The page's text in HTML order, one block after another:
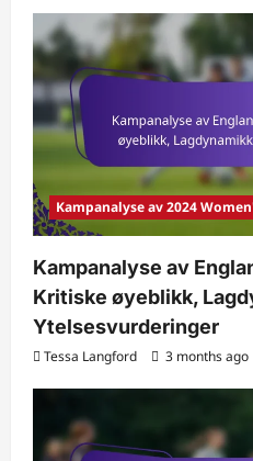
Kampanalyse av 2024
Kampanalyse av
Kritiske øyeblikk,
Ytelsesvurderinger
Tessa Langford 3 months ago